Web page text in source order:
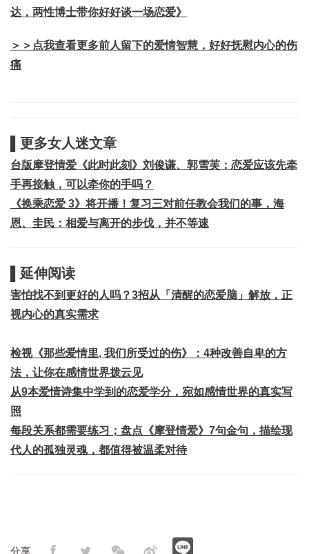
达，两性博士带你好好谈一场恋爱》
＞＞点我查看更多前人留下的爱情智慧，好好抚慰内心的伤
痛
▌更多女人迷文章
台版摩登情爱《此时此刻》刘俊谦、郭雪芙：恋爱应该先牵
手再接触，可以牵你的手吗？
《换乘恋爱 3》将开播！复习三对前任教会我们的事，海
恩、圭民：相爱与离开的步伐，并不等速
▌延伸阅读
害怕找不到更好的人吗？3招从「清醒的恋爱脑」解放，正
视内心的真实需求
检视《那些爱情里, 我们所受过的伤》：4种改善自卑的方
法，让你在感情世界拨云见
从9本爱情诗集中学到的恋爱学分，宛如感情世界的真实写
照
每段关系都需要练习；盘点《摩登情爱》7句金句，描绘现
代人的孤独灵魂，都值得被温柔对待
分享